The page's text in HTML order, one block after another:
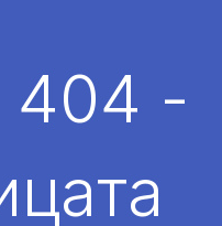
404 -